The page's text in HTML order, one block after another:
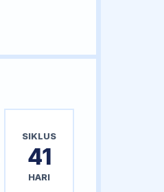
SIKLUS
41
HARI